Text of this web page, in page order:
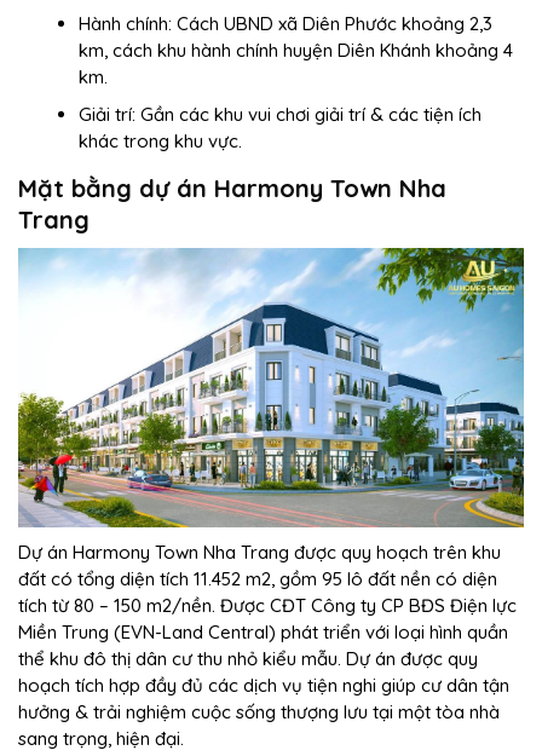
Hành chính: Cách UBND xã Diên Phước khoảng 2,3
km, cách khu hành chính huyện Diên Khánh khoảng 4
km.
Giải trí: Gần các khu vui chơi giải trí & các tiện ích
khác trong khu vực.
Mặt bằng dự án Harmony Town Nha
Trang
Dự án Harmony Town Nha Trang được quy hoạch trên khu
đất có tổng diện tích 11.452 m2, gồm 95 lô đất nền có diện
tích từ 80 – 150 m2/nền. Được CĐT Công ty CP BĐS Điện lực
Miền Trung (EVN-Land Central) phát triển với loại hình quần
thể khu đô thị dân cư thu nhỏ kiểu mẫu. Dự án được quy
hoạch tích hợp đầy đủ các dịch vụ tiện nghi giúp cư dân tận
hưởng & trải nghiệm cuộc sống thượng lưu tại một tòa nhà
sang trọng, hiện đại.